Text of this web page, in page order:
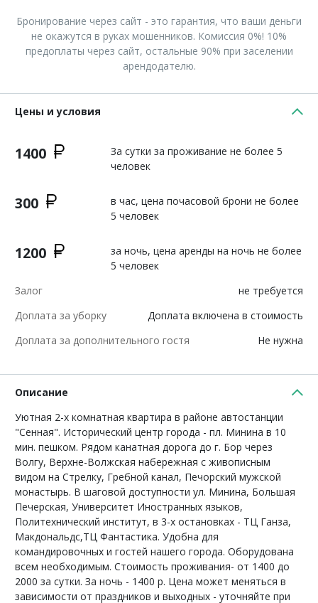
Бронирование через сайт - это гарантия, что ваши деньги
не окажутся в руках мошенников. Комиссия 0%! 10%
предоплаты через сайт, остальные 90% при заселении
арендодателю.
Цены и условия
1400
За сутки за проживание не более 5
человек
300
в час, цена почасовой брони не более
5 человек
1200
за ночь, цена аренды на ночь не более
5 человек
Залог
не требуется
Доплата за уборку
Доплата включена в стоимость
Доплата за дополнительного гостя
Не нужна
Описание
Уютная 2-х комнатная квартира в районе автостанции
"Сенная". Исторический центр города - пл. Минина в 10
мин. пешком. Рядом канатная дорога до г. Бор через
Волгу, Верхне-Волжская набережная с живописным
видом на Стрелку, Гребной канал, Печорский мужской
монастырь. В шаговой доступности ул. Минина, Большая
Печерская, Университет Иностранных языков,
Политехнический институт, в 3-х остановках - ТЦ Ганза,
Макдональдс,ТЦ Фантастика. Удобна для
командировочных и гостей нашего города. Оборудована
всем необходимым. Стоимость проживания- от 1400 до
2000 за сутки. За ночь - 1400 р. Цена может меняться в
зависимости от праздников и выходных - уточняйте при